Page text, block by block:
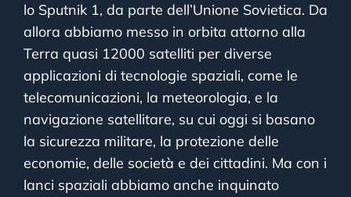
lo Sputnik 1, da parte dell’Unione Sovietica. Da
allora abbiamo messo in orbita attorno alla
Terra quasi 12000 satelliti per diverse
applicazioni di tecnologie spaziali, come le
telecomunicazioni, la meteorologia, e la
navigazione satellitare, su cui oggi si basano
la sicurezza militare, la protezione delle
economie, delle società e dei cittadini. Ma con i
lanci spaziali abbiamo anche inquinato